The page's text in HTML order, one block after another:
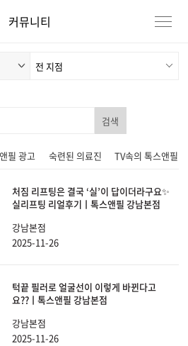
커뮤니티
검색
필 광고 숙련된 의료진 TV속의 톡스앤필
처짐 리프팅은 결국 ‘실’이 답이더라구요✨
실리프팅 리얼후기ㅣ톡스앤필 강남본점
강남본점
2025-11-26
턱끝 필러로 얼굴선이 이렇게 바뀐다고
요??ㅣ톡스앤필 강남본점
강남본점
2025-11-26